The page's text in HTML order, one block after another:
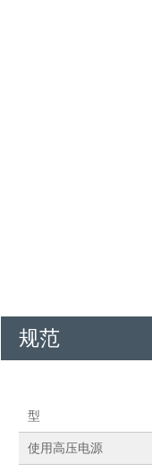
规范
型
使用高压电源